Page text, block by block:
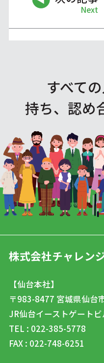
Next
すべて
持ち、認め
株式会社チャレン
【仙台本社】
〒983-8477 宮城県仙台
JR仙台イーストゲート
TEL : 022-385-5778
FAX : 022-748-6251